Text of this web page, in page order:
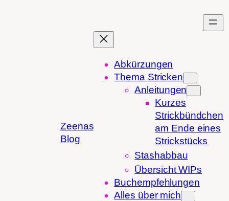
Zeenas
Blog
Abkürzungen
Thema Stricken
Anleitungen
Kurzes
Strickbündchen
am Ende eines
Strickstücks
Stashabbau
Übersicht WIPs
Buchempfehlungen
Alles über mich